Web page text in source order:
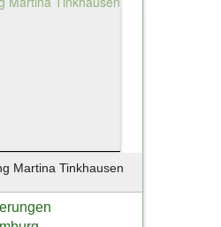
Martina Tinkhausen